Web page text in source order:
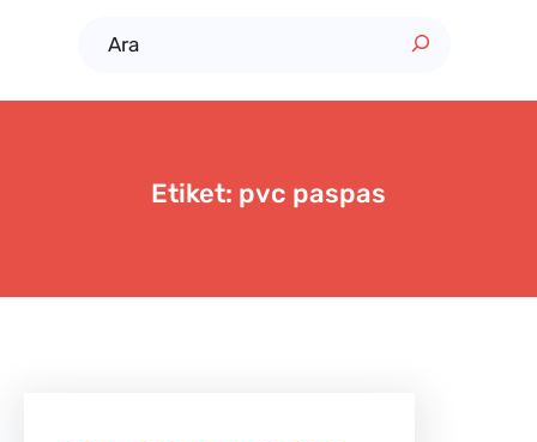
Etiket: pvc paspas